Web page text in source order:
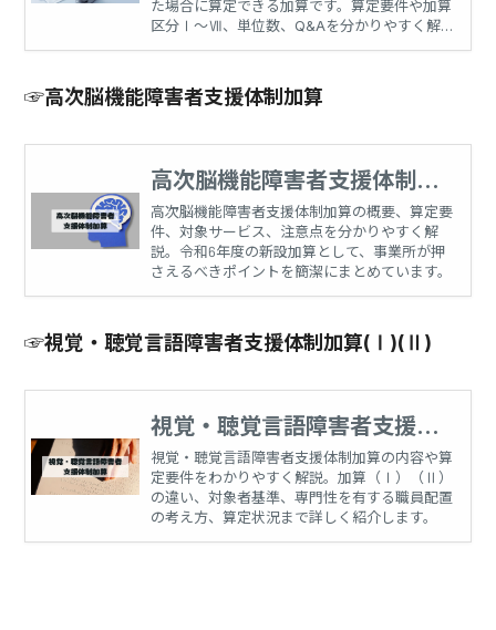
た場合に算定できる加算です。算定要件や加算
区分Ⅰ～Ⅶ、単位数、Q&Aを分かりやすく解
説します。
☞高次脳機能障害者支援体制加算
高次脳機能障害者支援体制加
算
高次脳機能障害者支援体制加算の概要、算定要
件、対象サービス、注意点を分かりやすく解
説。令和6年度の新設加算として、事業所が押
さえるべきポイントを簡潔にまとめています。
☞視覚・聴覚言語障害者支援体制加算(Ⅰ)(Ⅱ)
視覚・聴覚言語障害者支援体
制加算
視覚・聴覚言語障害者支援体制加算の内容や算
定要件をわかりやすく解説。加算（Ⅰ）（Ⅱ）
の違い、対象者基準、専門性を有する職員配置
の考え方、算定状況まで詳しく紹介します。